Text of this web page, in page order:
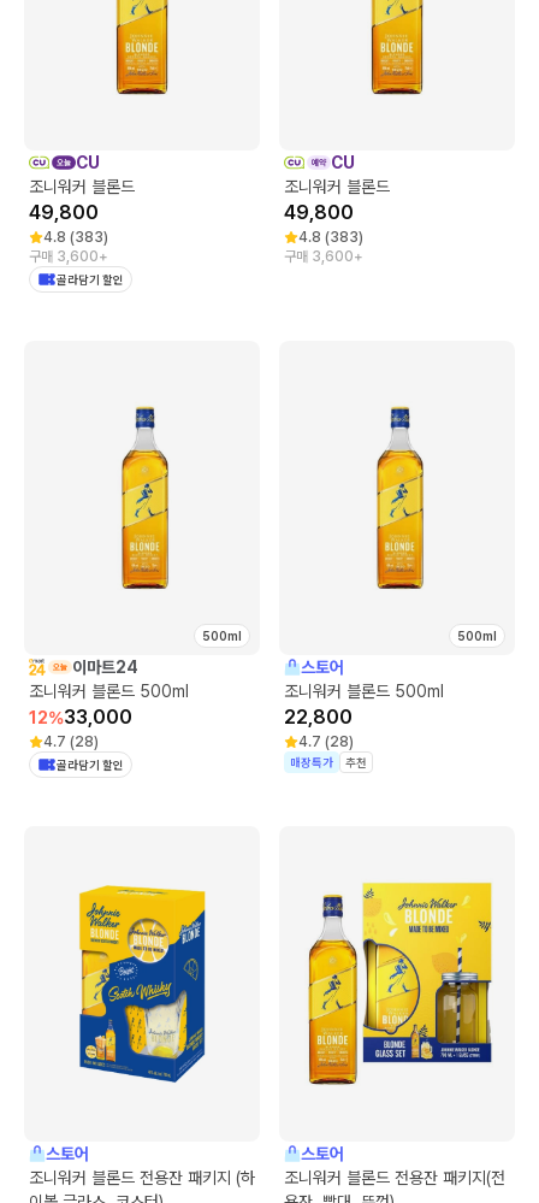
CU
조니워커 블론드
49,800
4.8 (383)
구매 3,600+
골라담기 할인
CU
조니워커 블론드
49,800
4.8 (383)
구매 3,600+
500ml
이마트24
조니워커 블론드 500ml
12%33,000
4.7 (28)
골라담기 할인
500ml
스토어
조니워커 블론드 500ml
22,800
4.7 (28)
매장특가 추천
스토어
조니워커 블론드 전용잔 패키지 (하
스토어
조니워커 블론드 전용잔 패키지(전